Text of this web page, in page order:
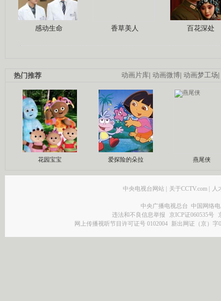
感动生命 香草美人 百花深处
动画片库| 动画微博| 动画梦工场|
热门推荐
花园宝宝 爱探险的朵拉 燕尾侠
中央电视台网站 | 关于CCTV.com | 人
中央广播电视总台 中国网络
违法和不良信息举报
京ICP证060535号
网上传播视听节目许可证号 0102004 新出网证（京）